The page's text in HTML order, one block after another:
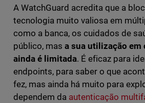
A WatchGuard acredita que a
tecnologia muito valiosa em
como a banca, os cuidados de
público, mas a sua utilização em
ainda é limitada. É eficaz para
endpoints, para saber o que
fez, mas ainda há muito para
dependem da autenticação